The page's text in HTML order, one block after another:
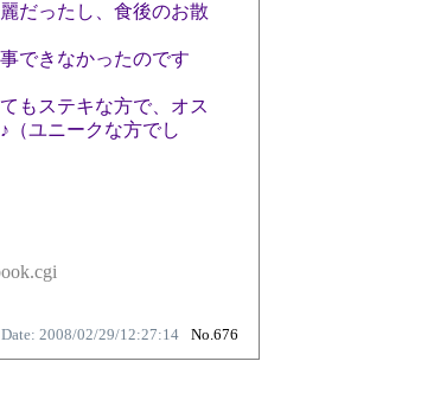
だったし、食後のお散
できなかったのです
もステキな方で、オス
（ユニークな方でし
Date: 2008/02/29/12:27:14 No.676